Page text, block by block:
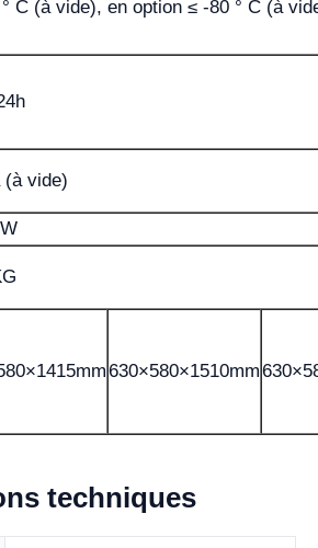
C (à vide), en option ≤ -80 ° C (à
(à vide)
630×580×1510mm
techniques